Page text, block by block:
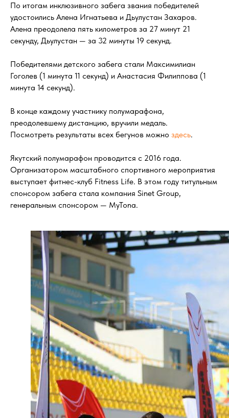
По итогам инклюзивного забега звания победителей
удостоились Алена Игнатьева и Дьулустан Захаров.
Алена преодолела пять километров за 27 минут 21
секунду, Дьулустан — за 32 минуты 19 секунд.
Победителями детского забега стали Максимилиан
Гоголев (1 минута 11 секунд) и Анастасия Филиппова (1
минута 14 секунд).
В конце каждому участнику полумарафона,
преодолевшему дистанцию, вручили медаль.
Посмотреть результаты всех бегунов можно здесь.
Якутский полумарафон проводится с 2016 года.
Организатором масштабного спортивного мероприятия
выступает фитнес-клуб Fitness Life. В этом году титульным
спонсором забега стала компания Sinet Group,
генеральным спонсором — MyTona.